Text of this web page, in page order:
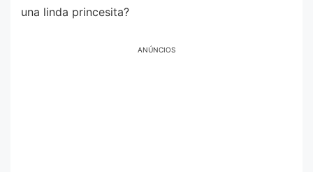
una linda princesita?
ANÚNCIOS